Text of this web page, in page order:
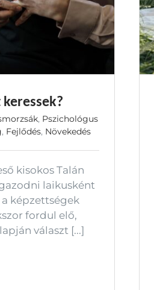
, Pszichológus
, Fejlődés, Növekedés
kisokos Talán
laikusként
képzettségek
fordul elő,
választ [...]